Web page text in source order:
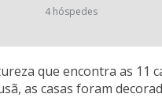
4 hóspedes
que encontra as 11
as casas foram